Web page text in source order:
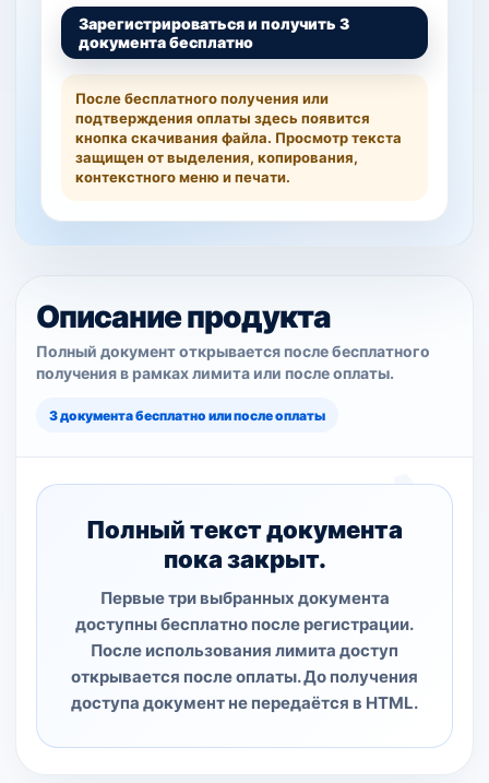
Зарегистрироваться и получить 3
документа бесплатно
После бесплатного получения или
подтверждения оплаты здесь появится
кнопка скачивания файла. Просмотр текста
защищен от выделения, копирования,
контекстного меню и печати.
Описание продукта
Полный документ открывается после бесплатного
получения в рамках лимита или после оплаты.
3 документа бесплатно или после оплаты
Полный текст документа
пока закрыт.
Первые три выбранных документа
доступны бесплатно после регистрации.
После использования лимита доступ
открывается после оплаты. До получения
доступа документ не передаётся в HTML.